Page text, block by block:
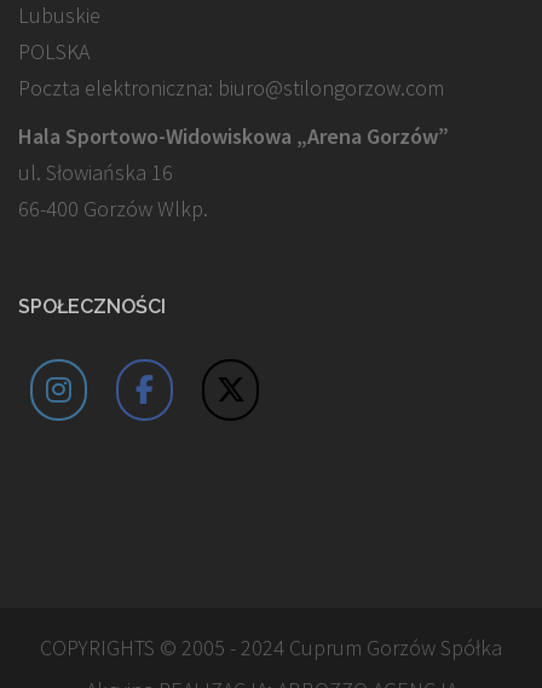
Lubuskie
POLSKA
Poczta elektroniczna: biuro@stilongorzow.com
Hala Sportowo-Widowiskowa „Arena Gorzów”
ul. Słowiańska 16
66-400 Gorzów Wlkp.
SPOŁECZNOŚCI
COPYRIGHTS © 2005 - 2024 Cuprum Gorzów Spółka